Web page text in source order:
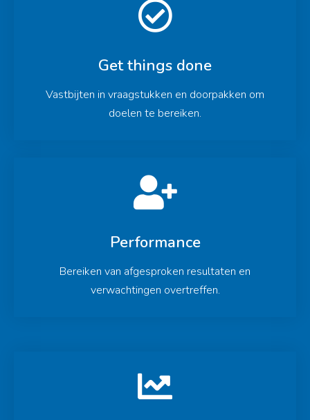
Get things done
Vastbijten in vraagstukken en doorpakken om
doelen te bereiken.
Performance
Bereiken van afgesproken resultaten en
verwachtingen overtreffen.